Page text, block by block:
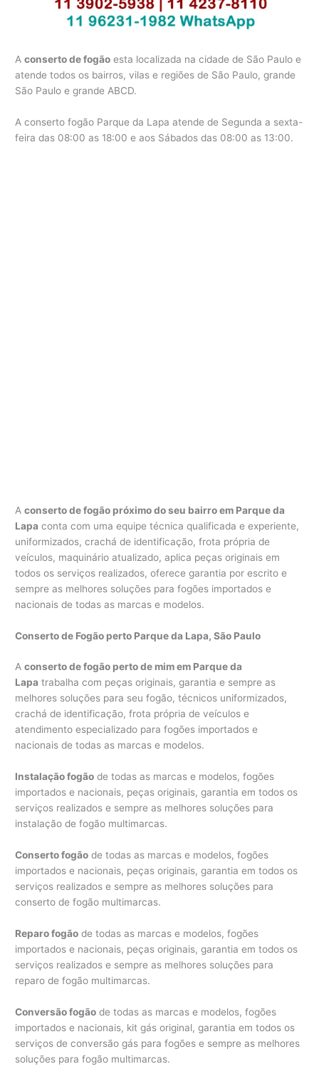
Aconserto de fogão esta localizada na cidade de São Paulo e
atende todos os bairros, vilas e regiões de São Paulo, grande
São Paulo e grande ABCD.
A conserto fogão Parque da Lapa atende de Segunda a sexta-
feira das 08:00 as 18:00 e aos Sábados das 08:00 as 13:00.
Aconserto de fogão próximo do seu bairro em Parque da
Lapa conta com uma equipe técnica qualificada e experiente,
uniformizados, crachá de identificação, frota própria de
veículos, maquinário atualizado, aplica peças originais em
todos os serviços realizados, oferece garantia por escrito e
sempre as melhores soluções para fogões importados e
nacionais de todas as marcas e modelos.
Conserto de Fogão perto Parque da Lapa, São Paulo
Aconserto de fogão perto de mim em Parque da
Lapa trabalha com peças originais, garantia e sempre as
melhores soluções para seu fogão, técnicos uniformizados,
crachá de identificação, frota própria de veículos e
atendimento especializado para fogões importados e
nacionais de todas as marcas e modelos.
Instalação fogão de todas as marcas e modelos, fogões
importados e nacionais, peças originais, garantia em todos os
serviços realizados e sempre as melhores soluções para
instalação de fogão multimarcas.
Conserto fogão de todas as marcas e modelos, fogões
importados e nacionais, peças originais, garantia em todos os
serviços realizados e sempre as melhores soluções para
conserto de fogão multimarcas.
Reparo fogão de todas as marcas e modelos, fogões
importados e nacionais, peças originais, garantia em todos os
serviços realizados e sempre as melhores soluções para
reparo de fogão multimarcas.
Conversão fogão de todas as marcas e modelos, fogões
importados e nacionais, kit gás original, garantia em todos os
serviços de conversão gás para fogões e sempre as melhores
soluções para fogão multimarcas.